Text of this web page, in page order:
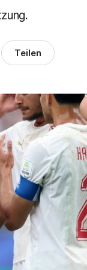
Teilen